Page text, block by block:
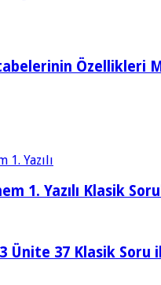
Özellikleri
1. Yazılı Klasik
Ünite 37 Klasik Soru